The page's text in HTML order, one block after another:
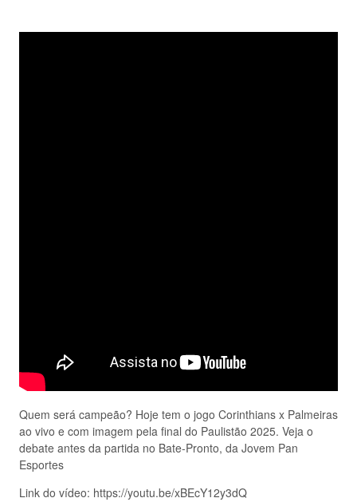
Quem será campeão? Hoje tem o jogo Corinthians x Palmeiras
ao vivo e com imagem pela final do Paulistão 2025. Veja o
debate antes da partida no Bate-Pronto, da Jovem Pan
Esportes
Link do vídeo: https://youtu.be/xBEcY12y3dQ